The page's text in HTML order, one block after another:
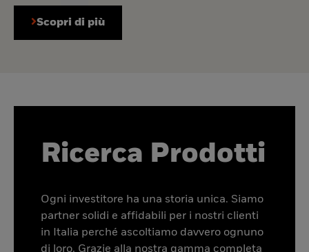
Scopri di più
Ricerca Prodotti
Ogni investitore ha una storia unica. Siamo
partner solidi e affidabili per i nostri clienti
in Italia perché ascoltiamo davvero ognuno
di loro. Grazie alla nostra gamma completa